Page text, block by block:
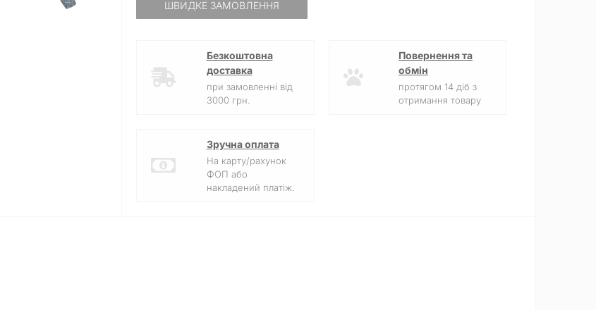
ШВИДКЕ ЗАМОВЛЕННЯ
Безкоштовна
доставка
при замовленні від
3000 грн.
Повернення та
обмін
протягом 14 діб з
отримання товару
Зручна оплата
На карту/рахунок
ФОП або
накладений платіж.